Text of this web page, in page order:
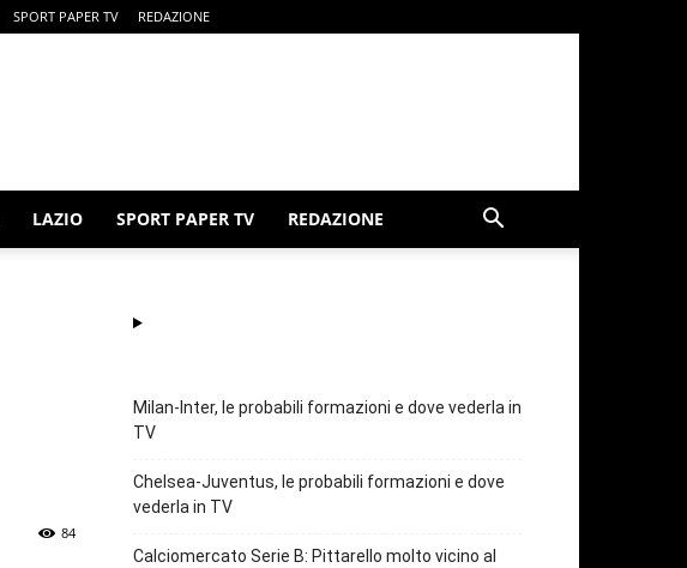
SPORT PAPER TV REDAZIONE
LAZIO SPORT PAPER TV REDAZIONE
84
Milan-Inter, le probabili formazioni e dove vederla in
TV
Chelsea-Juventus, le probabili formazioni e dove
vederla in TV
Calciomercato Serie B: Pittarello molto vicino al